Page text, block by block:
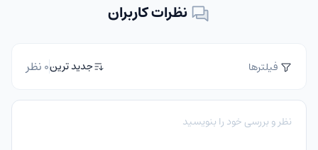
نظرات کاربران
فیلترها جدید ترین0 نظر